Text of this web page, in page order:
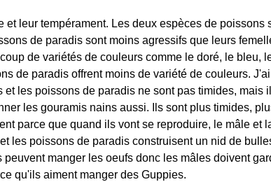
leur tempérament. Les deux espèces de poissons
de paradis sont moins agressifs que leurs
de variétés de couleurs comme le doré, le bleu,
de paradis offrent moins de variété de couleurs.
les poissons de paradis ne sont pas timides, mais
les gouramis nains aussi. Ils sont plus timides,
parce que quand ils vont se reproduire, le mâle et
les poissons de paradis construisent un nid de
manger les oeufs donc les mâles doivent
qu'ils aiment manger des Guppies.